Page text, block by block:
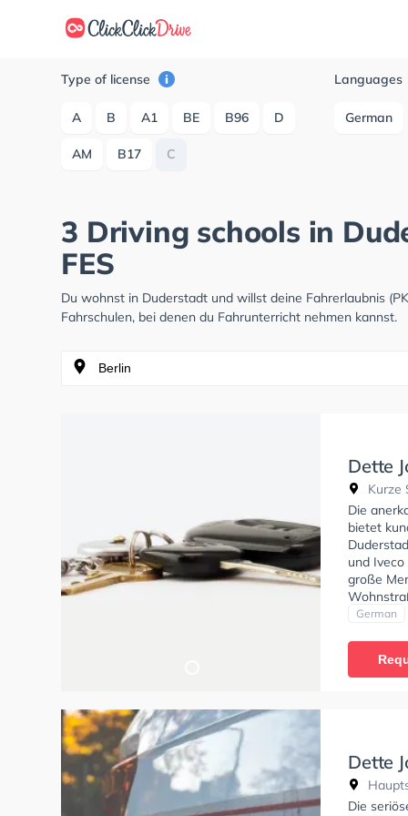
Type of license
A B A1 BE B96 D
AM B17 C
Languages
German
3 Driving schools in
FES
Du wohnst in Duderstadt und willst deine Fahrerlaubnis
Fahrschulen, bei denen du Fahrunterricht nehmen kannst.
Dette
Kurze
Die
bietet
und
große
C1,
Klasse
German
Dette
Die